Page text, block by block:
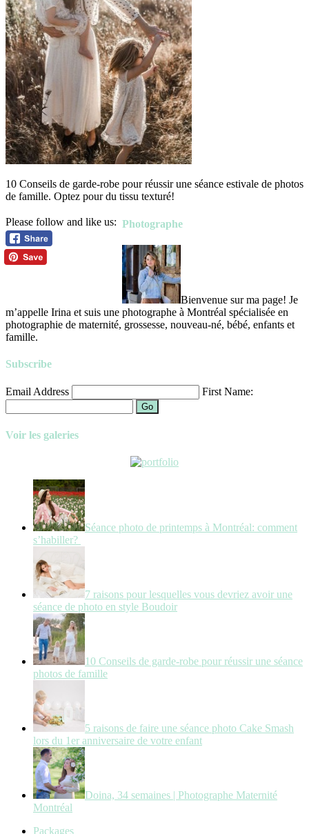
10 Conseils de garde-robe pour réussir une séance estivale de photos
de famille. Optez pour du tissu texturé!
Please follow and like us: Photographe
Bienvenue sur ma page! Je
m’appelle Irina et suis une photographe à Montréal spécialisée en
photographie de maternité, grossesse, nouveau-né, bébé, enfants et
famille.
Subscribe
Email Address First Name:
Go
Voir les galeries
Séance photo de printemps à Montréal: comment
s’habiller?
7 raisons pour lesquelles vous devriez avoir une
séance de photo en style Boudoir
10 Conseils de garde-robe pour réussir une séance
photos de famille
5 raisons de faire une séance photo Cake Smash
lors du 1er anniversaire de votre enfant
Doina, 34 semaines | Photographe Maternité
Montréal
Packages